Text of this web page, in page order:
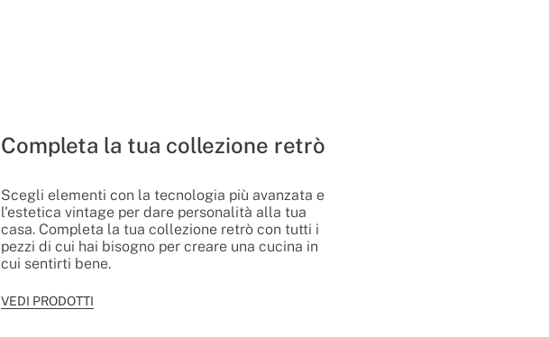
Completa la tua collezione retrò
Scegli elementi con la tecnologia più avanzata e
l'estetica vintage per dare personalità alla tua
casa. Completa la tua collezione retrò con tutti i
pezzi di cui hai bisogno per creare una cucina in
cui sentirti bene.
VEDI PRODOTTI